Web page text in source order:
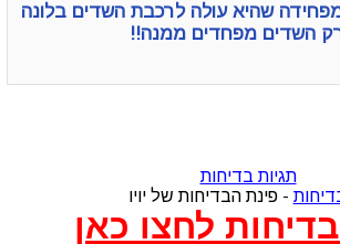
שהיא עולה לרכבת השדים בלונה
השדים מפחדים ממנה!!
תגיות בדיחות
- פינת הבדיחות של יויו
לחצו כאן